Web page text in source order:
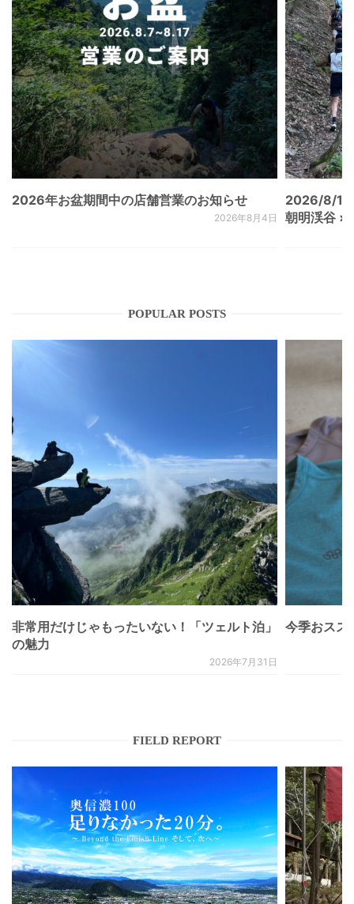
2026年お盆期間中の店舗営業のお知らせ
2026年8月4日
2026/8/
朝明渓谷 ×
POPULAR POSTS
非常用だけじゃもったいない！「ツェルト泊」
の魅力
2026年7月31日
今季おスス
FIELD REPORT